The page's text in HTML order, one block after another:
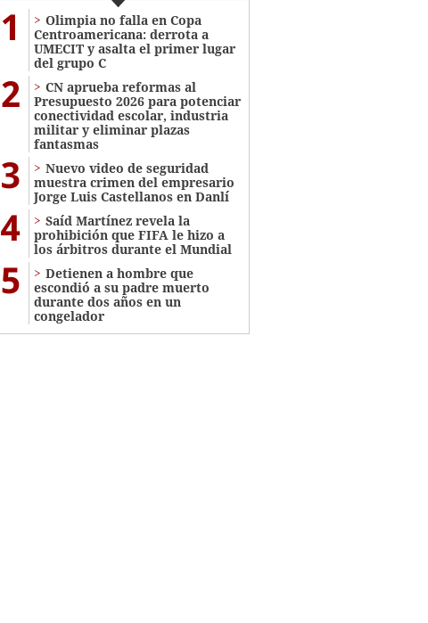
1
Olimpia no falla en Copa
Centroamericana: derrota a
UMECIT y asalta el primer lugar
del grupo C
2
CN aprueba reformas al
Presupuesto 2026 para potenciar
conectividad escolar, industria
militar y eliminar plazas
fantasmas
3
Nuevo video de seguridad
muestra crimen del empresario
Jorge Luis Castellanos en Danlí
4
Saíd Martínez revela la
prohibición que FIFA le hizo a
los árbitros durante el Mundial
5
Detienen a hombre que
escondió a su padre muerto
durante dos años en un
congelador